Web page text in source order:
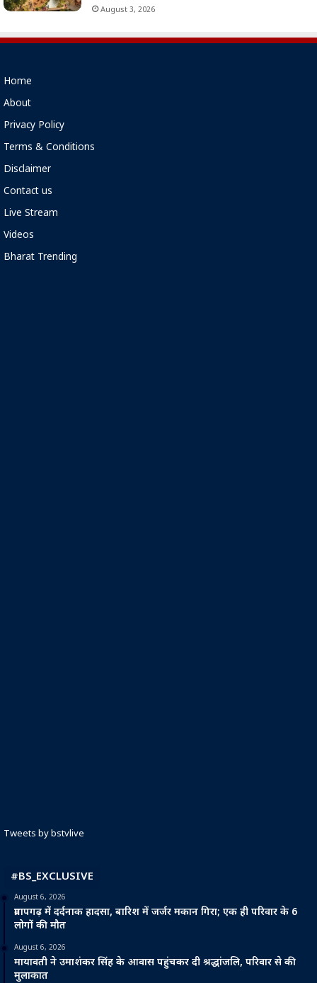
August 3, 2026
Home
About
Privacy Policy
Terms & Conditions
Disclaimer
Contact us
Live Stream
Videos
Bharat Trending
Tweets by bstvlive
#BS_EXCLUSIVE
August 6, 2026
प्रतापगढ़ में दर्दनाक हादसा, बारिश में जर्जर मकान गिरा; एक ही परिवार के 6
लोगों की मौत
August 6, 2026
मायावती ने उमाशंकर सिंह के आवास पहुंचकर दी श्रद्धांजलि, परिवार से की
मुलाकात